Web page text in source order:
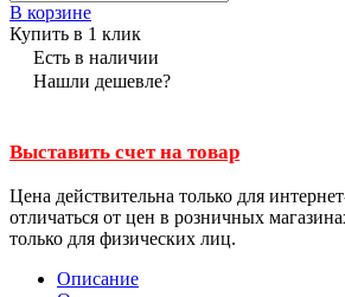
В корзине
Купить в 1 клик
Есть в наличии
Нашли дешевле?
Выставить счет на товар
Цена действительна только для
отличаться от цен в розничных
только для физических лиц.
Описание